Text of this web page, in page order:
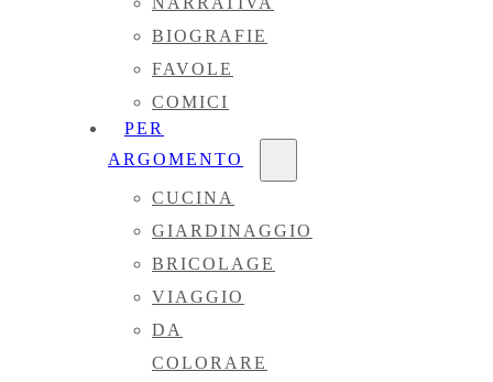
BIOGRAFIE
FAVOLE
COMICI
PER
ARGOMENTO
CUCINA
GIARDINAGGIO
BRICOLAGE
VIAGGIO
DA
COLORARE